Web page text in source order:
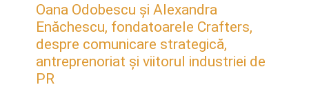
Oana Odobescu și Alexandra
Enăchescu, fondatoarele Crafters,
despre comunicare strategică,
antreprenoriat și viitorul industriei de
PR